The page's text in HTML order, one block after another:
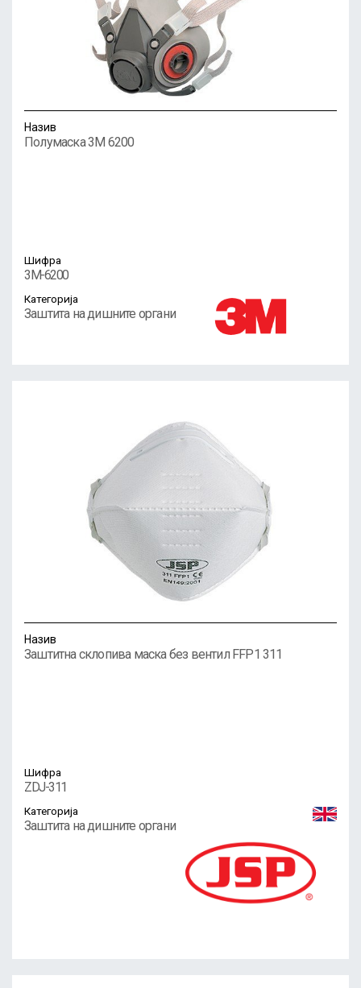
Назив
Полумаска 3M 6200
Шифра
3M-6200
Категорија
Заштита на дишните органи
Назив
Заштитна склопива маска без вентил FFP1 311
Шифра
ZDJ-311
Категорија
Заштита на дишните органи